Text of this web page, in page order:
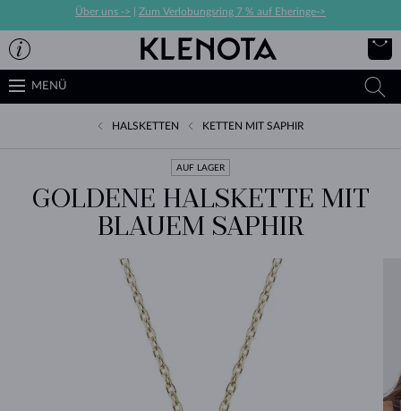
Über uns -> Zum Verlobungsring 7 % auf Eheringe->
MENÜ
HALSKETTEN KETTEN MIT SAPHIR
AUF LAGER
GOLDENE HALSKETTE MIT
BLAUEM SAPHIR